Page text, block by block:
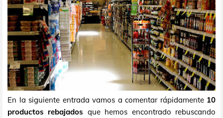
En la siguiente entrada vamos a comentar rápidamente 10
productos rebajados que hemos encontrado rebuscando